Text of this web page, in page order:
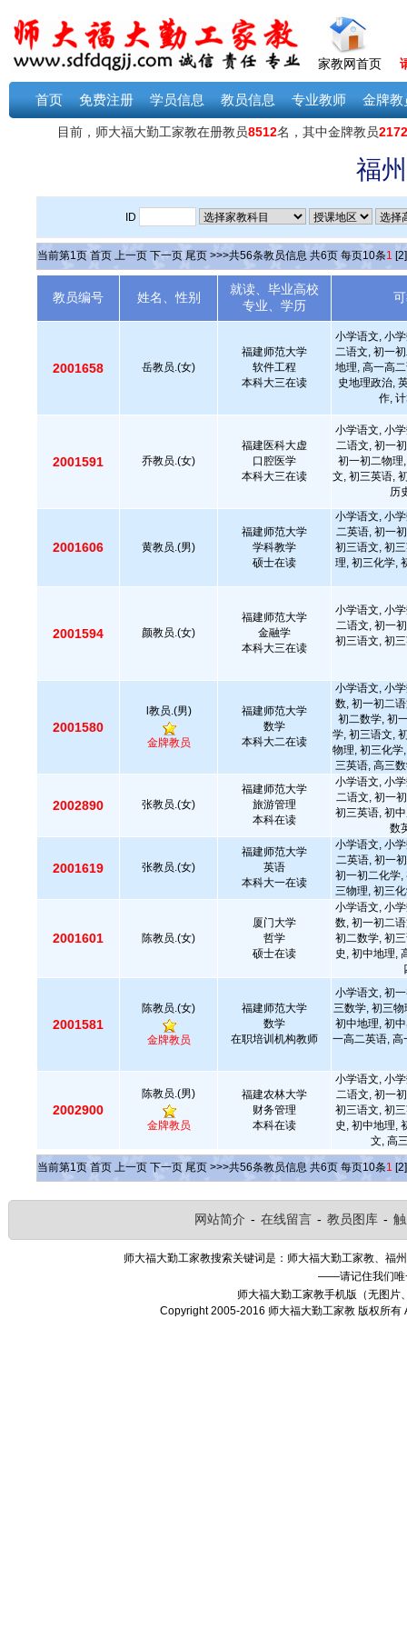
家教网首页
首页 免费注册 学员信息 教员信息 专业教师 金牌教
福
ID
当前第1页 首页 上一页 下一页 尾页 >>>共56条教员信息 共6页 每页10条1 [2]
教员编号 姓名、性别
就读、毕业高校
专业、学历
2001658 岳教员.(女)
福建师范大学
软件工程
本科大三在读
小学语文, 小
二语文, 初一
地理, 高一高
史地理政治,
作,
2001591 乔教员.(女)
福建医科大虚
口腔医学
本科大三在读
小学语文, 小
二语文, 初一
初一初二物理
文, 初三英语,
历
2001606 黄教员.(男)
福建师范大学
学科教学
硕士在读
小学语文, 小
二英语, 初一
初三语文, 初
理, 初三化学,
2001594 颜教员.(女)
福建师范大学
金融学
本科大三在读
小学语文, 小
二语文, 初一
初三语文, 初
2001580
l教员.(男)
金牌教员
福建师范大学
数学
本科大二在读
小学语文, 小
数, 初一初二
初二数学, 初
学, 初三语文,
物理, 初三化学
三英语, 高三
2002890 张教员.(女)
福建师范大学
旅游管理
本科在读
小学语文, 小
二语文, 初一
初三英语, 初
数
2001619 张教员.(女)
福建师范大学
英语
本科大一在读
小学语文, 小
二英语, 初一
初一初二化学,
三物理, 初三
2001601 陈教员.(女)
厦门大学
哲学
硕士在读
小学语文, 小
数, 初一初二
初二数学, 初
史, 初中地理,
2001581
陈教员.(女)
金牌教员
福建师范大学
数学
在职培训机构教师
小学语文, 初
三数学, 初三
初中地理, 初
一高二英语, 高
2002900
陈教员.(男)
金牌教员
福建农林大学
财务管理
本科在读
小学语文, 小
二语文, 初一
初三语文, 初
史, 初中地理,
文, 高
当前第1页 首页 上一页 下一页 尾页 >>>共56条教员信息 共6页 每页10条1 [2]
网站简介 - 在线留言 - 教员图库 -
师大福大勤工家教搜索关键词是：师大福大勤工家教、福
——请记住我们唯
师大福大勤工家教手机版（无图片
Copyright 2005-2016 师大福大勤工家教 版权所